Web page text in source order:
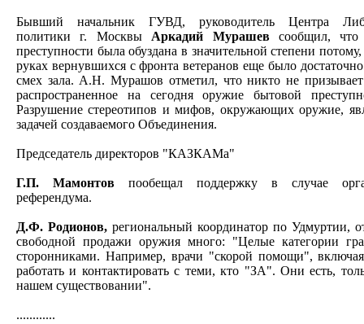
Бывший начальник ГУВД, руководитель Центра
политики г. Москвы Аркадий Мурашевсообщил, что
преступности была обуздана в значительной степени
руках вернувшихся с фронта ветеранов еще было
смех зала. А.Н. Мурашов отметил, что никто не призывает
распространенное на сегодня оружие бытовой
Разрушение стереотипов и мифов, окружающих оружие,
задачей создаваемого Объединения.
Председатель директоров "КАЗКАМа"
Г.П. Мамонтов пообещал поддержку в случае
референдума.
Д.Ф. Родионов, региональный координатор по Удмуртии,
свободной продажи оружия много: "Целые категории
сторонниками. Например, врачи "скорой помощи",
работать и контактировать с теми, кто "ЗА". Они есть,
нашем существовании".
............